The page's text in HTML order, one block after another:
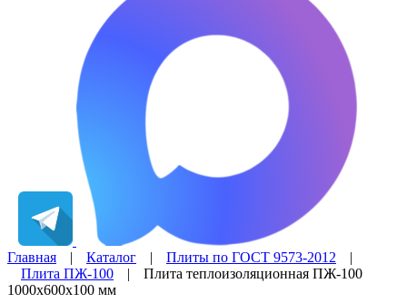
Главная | Каталог | Плиты по ГОСТ 9573-2012 |
Плита ПЖ-100 | Плита теплоизоляционная ПЖ-100
1000х600х100 мм